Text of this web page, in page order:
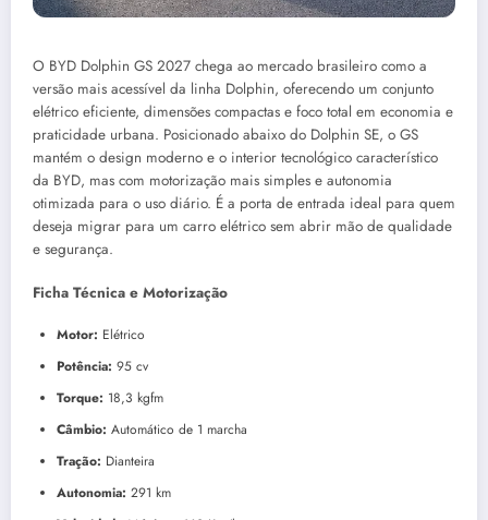
O BYD Dolphin GS 2027 chega ao mercado brasileiro como a
versão mais acessível da linha Dolphin, oferecendo um conjunto
elétrico eficiente, dimensões compactas e foco total em economia e
praticidade urbana. Posicionado abaixo do Dolphin SE, o GS
mantém o design moderno e o interior tecnológico característico
da BYD, mas com motorização mais simples e autonomia
otimizada para o uso diário. É a porta de entrada ideal para quem
deseja migrar para um carro elétrico sem abrir mão de qualidade
e segurança.
Ficha Técnica e Motorização
Motor: Elétrico
Potência: 95 cv
Torque: 18,3 kgfm
Câmbio: Automático de 1 marcha
Tração: Dianteira
Autonomia: 291 km